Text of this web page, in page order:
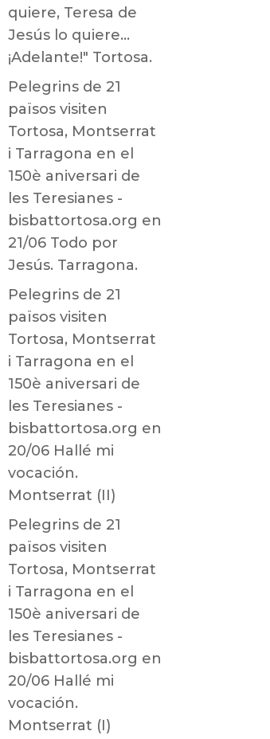
quiere, Teresa de
Jesús lo quiere…
¡Adelante!" Tortosa.
Pelegrins de 21
països visiten
Tortosa, Montserrat
i Tarragona en el
150è aniversari de
les Teresianes -
bisbattortosa.org en
21/06 Todo por
Jesús. Tarragona.
Pelegrins de 21
països visiten
Tortosa, Montserrat
i Tarragona en el
150è aniversari de
les Teresianes -
bisbattortosa.org en
20/06 Hallé mi
vocación.
Montserrat (II)
Pelegrins de 21
països visiten
Tortosa, Montserrat
i Tarragona en el
150è aniversari de
les Teresianes -
bisbattortosa.org en
20/06 Hallé mi
vocación.
Montserrat (I)